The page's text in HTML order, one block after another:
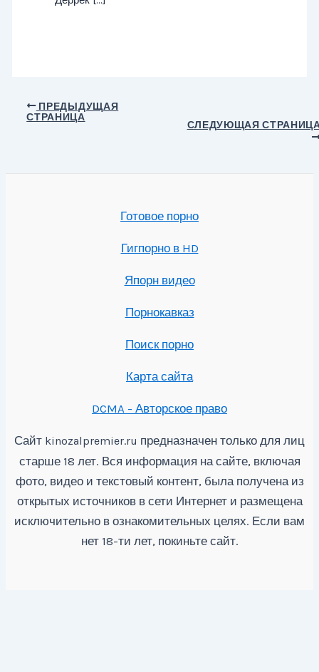
Навигация
ПРЕДЫДУЩАЯ
СТРАНИЦА
СЛЕДУЮЩАЯ
Готовое порно
Гигпорно в HD
Япорн видео
Порнокавказ
Поиск порно
Карта сайта
DCMA - Авторское право
Сайт kinozalpremier.ru предназначен только для лиц
старше 18 лет. Вся информация на сайте, включая
фото, видео и текстовый контент, была получена из
открытых источников в сети Интернет и размещена
исключительно в ознакомительных целях. Если вам
нет 18-ти лет, покиньте сайт.